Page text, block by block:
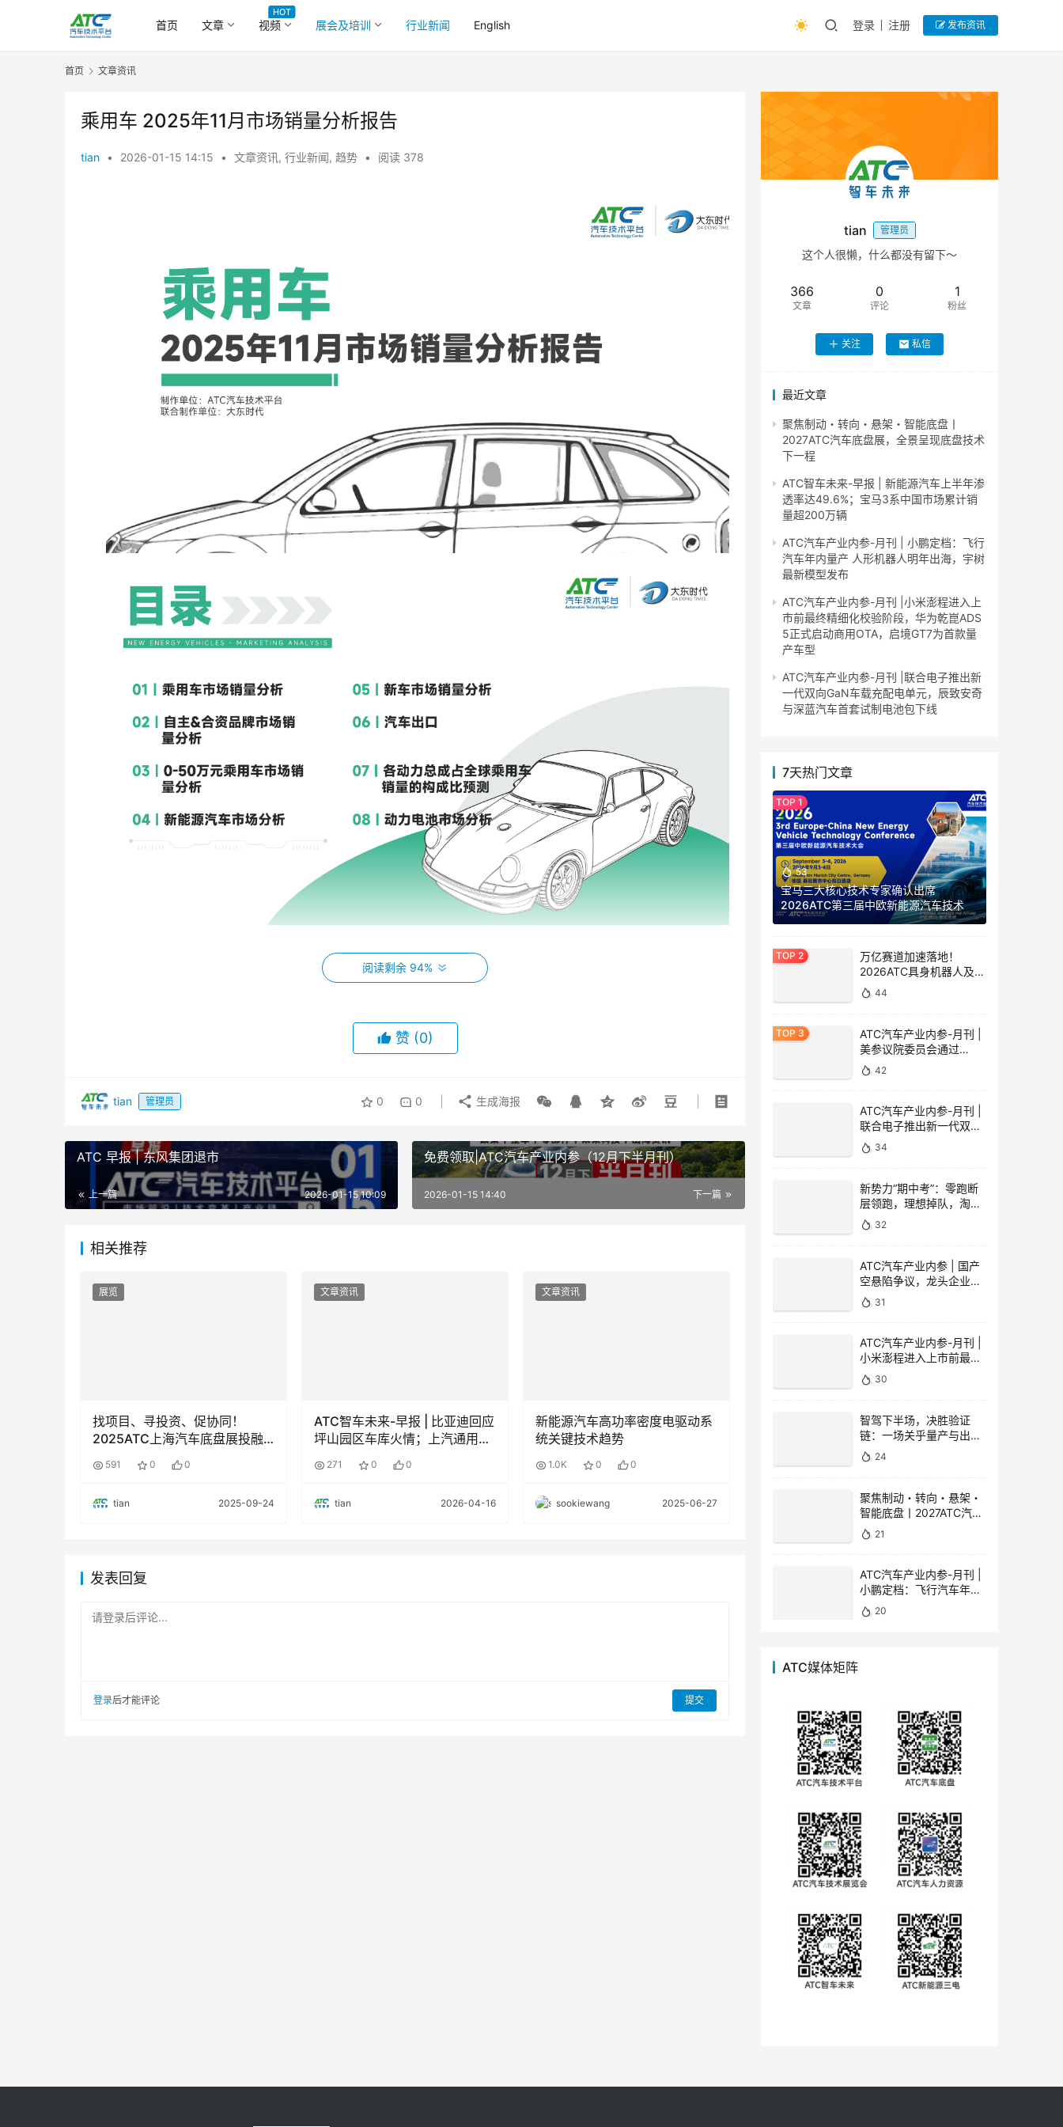
首页 文章 视频
HOT
展会及培训 行业新闻 English 登录 注册 发布资讯
首页 文章资讯
乘用车 2025年11月市场销量分析报告
tian • 2026-01-15 14:15 • 文章资讯, 行业新闻, 趋势 • 阅读 378
阅读剩余 94%
赞 (0)
tian 管理员 0 0 生成海报
ATC 早报 | 东风集团退市
上一篇 2026-01-15 10:09
免费领取|ATC汽车产业内参（12月下半月刊）
下一篇
2026-01-15 14:40
相关推荐
展览
找项目、寻投资、促协同！
2025ATC上海汽车底盘展投融
591 0 0
tian 2025-09-24
文章资讯
ATC智车未来-早报 | 比亚迪回应
坪山园区车库火情；上汽通用五
271 0 0
tian 2026-04-16
文章资讯
新能源汽车高功率密度电驱动系
统关键技术趋势
1.0K 0 0
sookiewang 2025-06-27
发表回复
请登录后评论...
登录后才能评论 提交
tian 管理员
这个人很懒，什么都没有留下～
366
文章
0
评论
1
粉丝
关注 私信
最近文章
聚焦制动・转向・悬架・智能底盘丨
2027ATC汽车底盘展，全景呈现底盘技术
下一程
ATC智车未来-早报 | 新能源汽车上半年渗
透率达49.6%；宝马3系中国市场累计销
量超200万辆
ATC汽车产业内参-月刊 | 小鹏定档：飞行
汽车年内量产 人形机器人明年出海，宇树
最新模型发布
ATC汽车产业内参-月刊 |小米澎程进入上
市前最终精细化校验阶段，华为乾崑ADS
5正式启动商用OTA，启境GT7为首款量
产车型
ATC汽车产业内参-月刊 |联合电子推出新
一代双向GaN车载充配电单元，辰致安奇
与深蓝汽车首套试制电池包下线
7天热门文章
53
宝马三大核心技术专家确认出席
2026ATC第三届中欧新能源汽车技术大
会，覆盖集团战略、高压电池及充电、
万亿赛道加速落地！
2026ATC具身机器人及一
体化模组技术峰会 解锁机
器人量产最后一公里
44
ATC汽车产业内参-月刊 |
美参议院委员会通过
《2026年联网汽车安全法
案》，电动汽车两项安全
42
ATC汽车产业内参-月刊 |
联合电子推出新一代双向
GaN车载充配电单元，辰
致安奇与深蓝汽车首套试
34
新势力“期中考”：零跑断
层领跑，理想掉队，淘汰
赛全面开启
32
ATC汽车产业内参 | 国产
空悬陷争议，龙头企业发
声 | 线控转向新国标正式
实施，智己LS9全系配备
31
ATC汽车产业内参-月刊 |
小米澎程进入上市前最终
精细化校验阶段，华为乾
崑ADS 5正式启动商用
产车型
30
智驾下半场，决胜验证
链：一场关乎量产与出海
的效率革命
24
聚焦制动・转向・悬架・
智能底盘丨2027ATC汽车
底盘展，全景呈现底盘技
术下一程
21
ATC汽车产业内参-月刊 |
小鹏定档：飞行汽车年内
量产 人形机器人明年出
海，宇树最新模型发布
20
ATC媒体矩阵